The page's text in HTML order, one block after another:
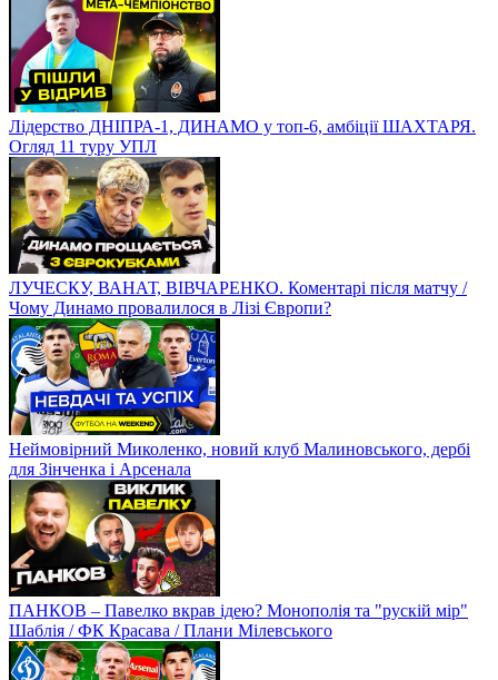
Лідерство ДНІПРА-1, ДИНАМО у топ-6, амбіції ШАХТАРЯ.
Огляд 11 туру УПЛ
ЛУЧЕСКУ, ВАНАТ, ВІВЧАРЕНКО. Коментарі після матчу /
Чому Динамо провалилося в Лізі Європи?
Неймовірний Миколенко, новий клуб Малиновського, дербі
для Зінченка і Арсенала
ПАНКОВ – Павелко вкрав ідею? Монополія та "рускій мір"
Шаблія / ФК Красава / Плани Мілевського